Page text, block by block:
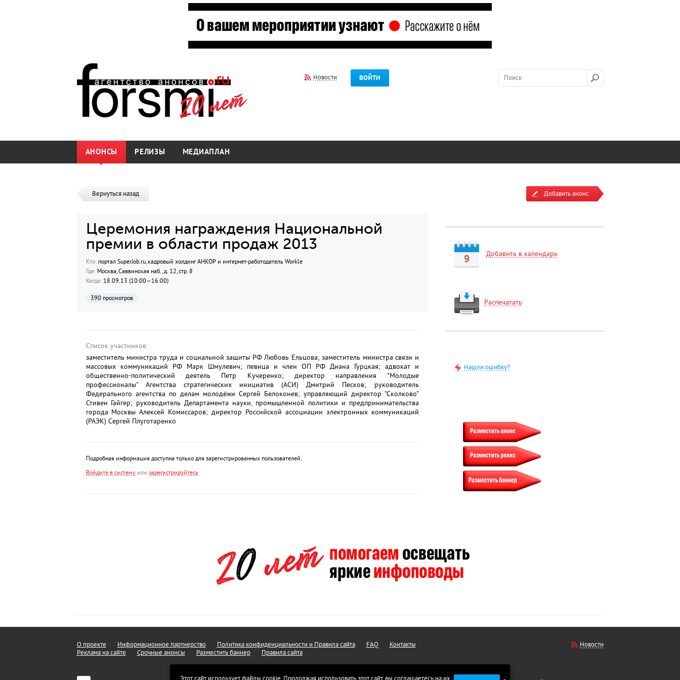
Новости ВОЙТИ
АНОНСЫ РЕЛИЗЫ МЕДИАПЛАН
Вернуться назад
Церемония награждения Национальной
премии в области продаж 2013
Кто:портал SuperJob.ru, кадровый холдинг АНКОР и интернет-работодатель Workle
Где:Москва, Саввинская наб., д. 12, стр. 8
Когда:18.09.13 (10:00—16:00)
390 просмотров
Список участников:
заместитель министра труда и социальной защиты РФ Любовь Ельцова; заместитель министра связи и
массовых коммуникаций РФ Марк Шмулевич; певица и член ОП РФ Диана Гурцкая; адвокат и
общественно-политический деятель Петр Кучеренко; директор направления "Молодые
профессионалы" Агентства стратегических инициатив (АСИ) Дмитрий Песков; руководитель
Федерального агентства по делам молодёжи Сергей Белоконев; управляющий директор "Сколково"
Стивен Гайгер; руководитель Департамента науки, промышленной политики и предпринимательства
города Москвы Алексей Комиссаров; директор Российской ассоциации электронных коммуникаций
(РАЭК) Сергей Плуготаренко
Подробная информация доступна только для зарегистрированных пользователей.
Войдите в системуили зарегистрируйтесь
Добавить анонс
9 Добавить в календарь
Распечатать
Нашли ошибку?
О проекте Информационное партнерство Политика конфиденциальности и Правила сайта FAQ
Контакты
Реклама на сайте
Срочные анонсы Разместить баннер Правила сайта
Новости